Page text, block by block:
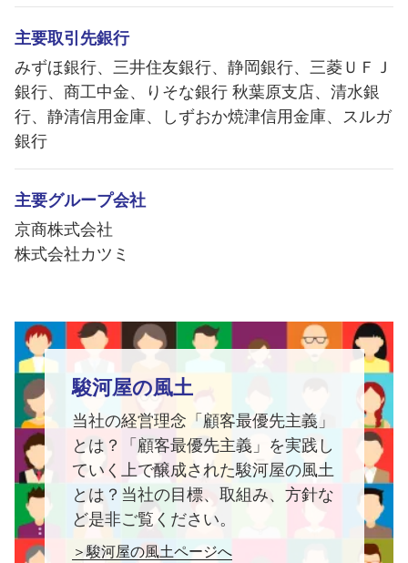
主要取引先銀行
みずほ銀行、三井住友銀行、静岡銀行、三菱ＵＦＪ
銀行、商工中金、りそな銀行 秋葉原支店、清水銀
行、静清信用金庫、しずおか焼津信用金庫、スルガ
銀行
主要グループ会社
京商株式会社
株式会社カツミ
駿河屋の風土
当社の経営理念「顧客最優先主義」
とは？「顧客最優先主義」を実践し
ていく上で醸成された駿河屋の風土
とは？当社の目標、取組み、方針な
ど是非ご覧ください。
＞駿河屋の風土ページへ